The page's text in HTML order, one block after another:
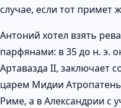
случае, если тот примет
Антоний хотел взять
парфянами: в 35 до н. э.
Артавазда II, заключает
царем Мидии
Риме, а в Александрии с